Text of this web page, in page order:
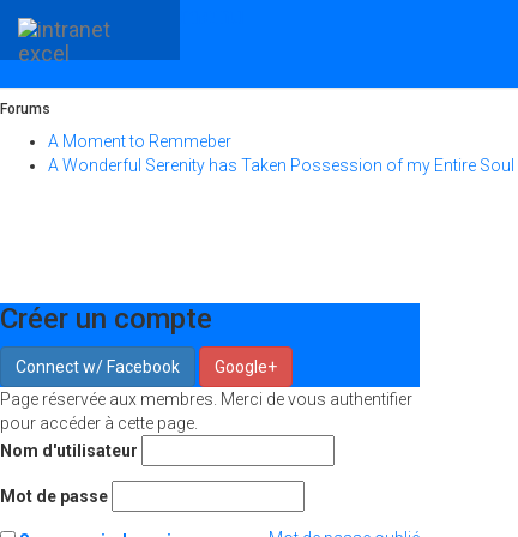
Forums
A Moment to Remmeber
A Wonderful Serenity has Taken Possession of my Entire Soul
Créer un compte
Connect w/ Facebook
Google+
Page réservée aux membres. Merci de vous authentifier
pour accéder à cette page.
Nom d'utilisateur
Mot de passe